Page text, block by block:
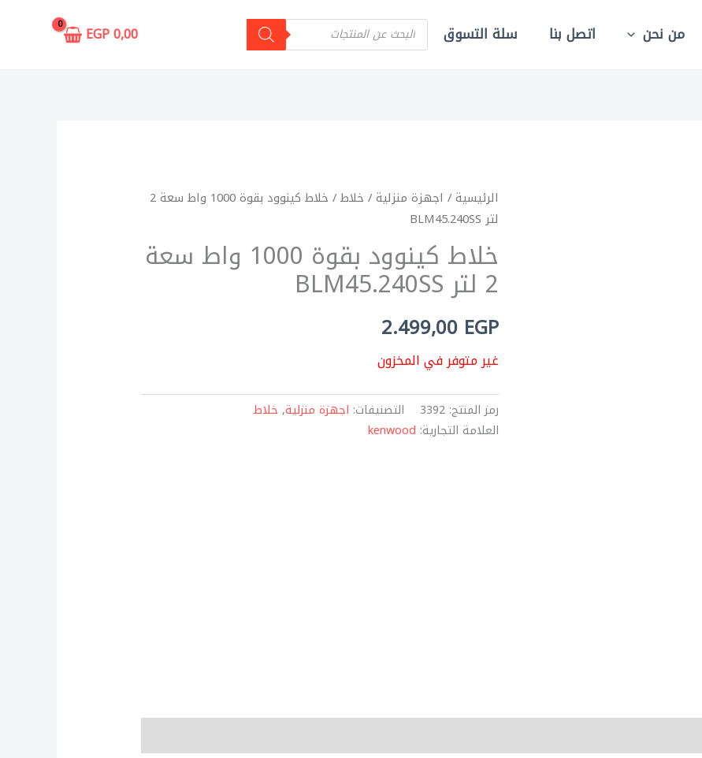
من نحن اتصل بنا سلة التسوق PRODUCTS
SEARCH
0,00
EGP
الرئيسية/ اجهزة منزلية/ خلاط
/ خلاط كينوود بقوة 1000 واط سعة 2
لتر BLM45.240SS
خلاط كينوود بقوة 1000 واط سعة
2 لتر BLM45.240SS
2.499,00 EGP
غير متوفر في المخزون
رمز المنتج:3392 التصنيفات: اجهزة منزلية, خلاط
العلامة التجارية: kenwood